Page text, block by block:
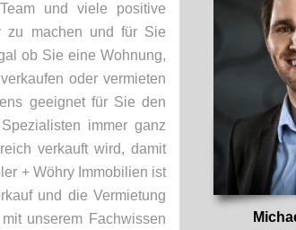
und viele positive
zu machen und für Sie
ob Sie eine Wohnung,
oder vermieten
geeignet für Sie den
immer ganz
verkauft wird, damit
+ Wöhry Immobilien ist
und die Vermietung
unserem Fachwissen